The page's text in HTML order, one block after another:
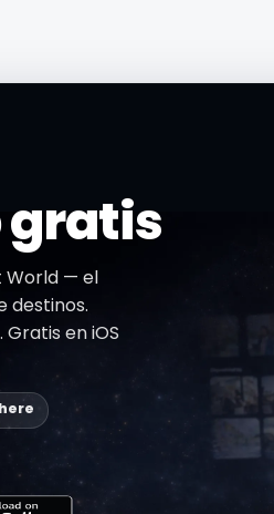
gratis
World — el
destinos.
en iOS